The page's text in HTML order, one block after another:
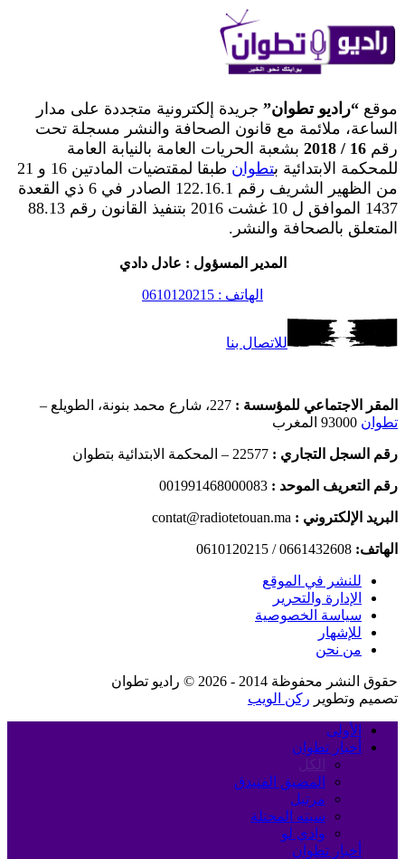
موقع “راديو تطوان” جريدة إلكترونية متجددة على مدار
الساعة، ملائمة مع قانون الصحافة والنشر مسجلة تحت
رقم 16 / 2018
بشعبة الحريات العامة بالنيابة العامة
للمحكمة الابتدائية بتطوان
طبقا لمقتضيات المادتين 16 و 21
من الظهير الشريف رقم 122.16.1 الصادر في 6 ذي القعدة
1437 الموافق ل 10 غشت 2016 بتنفيذ القانون رقم 88.13
المتعلق بالصحافة والنشر.
المدير المسؤول : عادل دادي
الهاتف : 0610120215
للاتصال بنا
المقر الاجتماعي للمؤسسة : 227، شارع محمد بنونة، الطويلع –
تطوان
رقم السجل التجاري : 22577 – المحكمة الابتدائية بتطوان
رقم التعريف الموحد : 001991468000083
البريد الإلكتروني : contat@radiotetouan.ma
الهاتف: 0661432608 / 0610120215
للنشر في الموقع
الإدارة والتحرير
سياسة الخصوصية
للإشهار
من نحن
حقوق النشر محفوظة 2014 - 2026 © راديو تطوان
تصميم وتطوير ركن الويب
الأولى
أخبار تطوان
الكل
المضيق الفنيدق
مرتيل
سبته المحتلة
وادي لو
أخبار تطوان